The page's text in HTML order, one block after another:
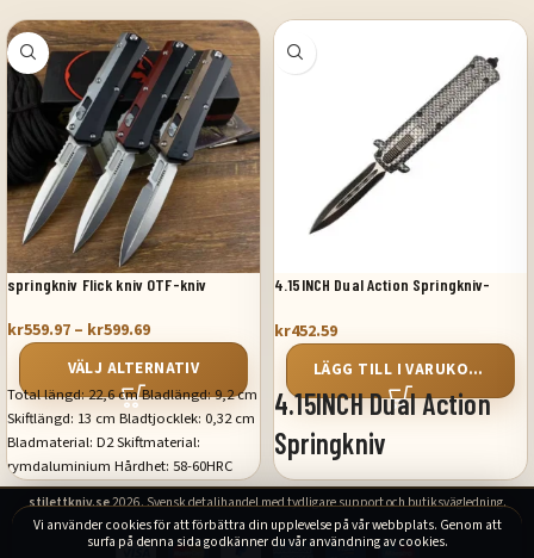
springkniv Flick kniv OTF-kniv
kr559.97 – kr599.69
VÄLJ ALTERNATIV
Total längd: 22,6 cm Bladlängd: 9,2 cm
Skiftlängd: 13 cm Bladtjocklek: 0,32 cm
Bladmaterial: D2 Skiftmaterial:
rymdaluminium Hårdhet: 58-60HRC
Nettovikt: 148 g Hela kniven är
tillverkad av datorgonggongar och
trådskärning, med hög precision,
4.15INCH Dual Action Springkniv-
kr452.59
LÄGG TILL I VARUKORG
4.15INCH Dual Action
Springkniv
Handtagslängd: 4,25 tum Bladlängd:
2,75 tum Bladmaterial: 440C rostfritt
stål Handtag: zink aluminium Hårdhet:
stilettkniv.se2026. Svensk detaljhandel med tydligare support och butiksvägledning.
Vi använder cookies för att förbättra din upplevelse på vår webbplats. Genom att
surfa på denna sida godkänner du vår användning av cookies.